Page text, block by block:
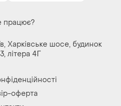
працює?
Харківське шосе, будинок
літера 4Г
оферта